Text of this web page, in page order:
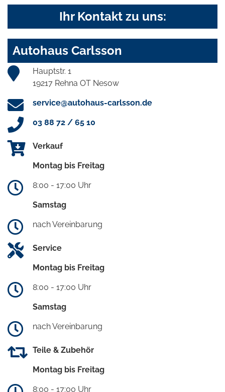
Ihr Kontakt zu uns:
Autohaus Carlsson
Hauptstr. 1
19217 Rehna OT Nesow
service@autohaus-carlsson.de
03 88 72 / 65 10
Verkauf
Montag bis Freitag
8:00 - 17:00 Uhr
Samstag
nach Vereinbarung
Service
Montag bis Freitag
8:00 - 17:00 Uhr
Samstag
nach Vereinbarung
Teile & Zubehör
Montag bis Freitag
8:00 - 17:00 Uhr